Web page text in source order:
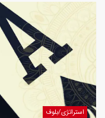
استراتژی/بلوف